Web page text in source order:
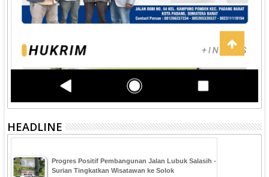
HEADLINE
Progres Positif Pembangunan Jalan Lubuk Salasih -
Surian Tingkatkan Wisatawan ke Solok